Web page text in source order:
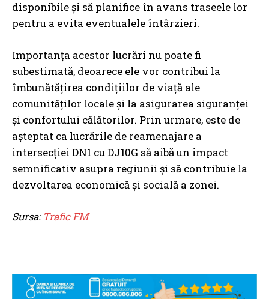
disponibile și să planifice în avans traseele lor
pentru a evita eventualele întârzieri.
Importanța acestor lucrări nu poate fi
subestimată, deoarece ele vor contribui la
îmbunătățirea condițiilor de viață ale
comunităților locale și la asigurarea siguranței
și confortului călătorilor. Prin urmare, este de
așteptat ca lucrările de reamenajare a
intersecției DN1 cu DJ10G să aibă un impact
semnificativ asupra regiunii și să contribuie la
dezvoltarea economică și socială a zonei.
Sursa: Trafic FM